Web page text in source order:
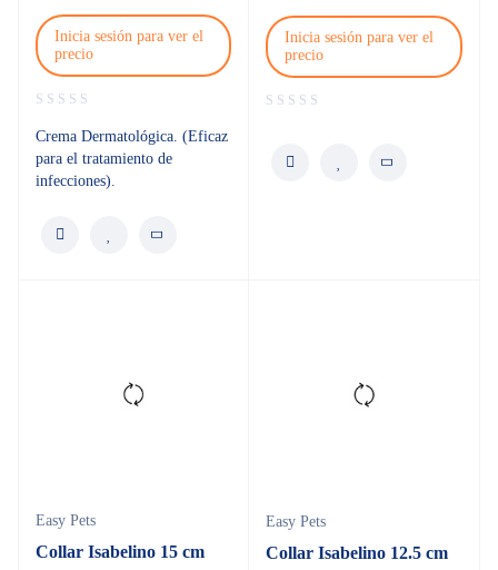
Inicia sesión para ver el
precio
Crema Dermatológica. (Eficaz
para el tratamiento de
infecciones).
Inicia sesión para ver el
precio
Easy Pets
Collar Isabelino 15 cm
Easy Pets
Collar Isabelino 12.5 cm